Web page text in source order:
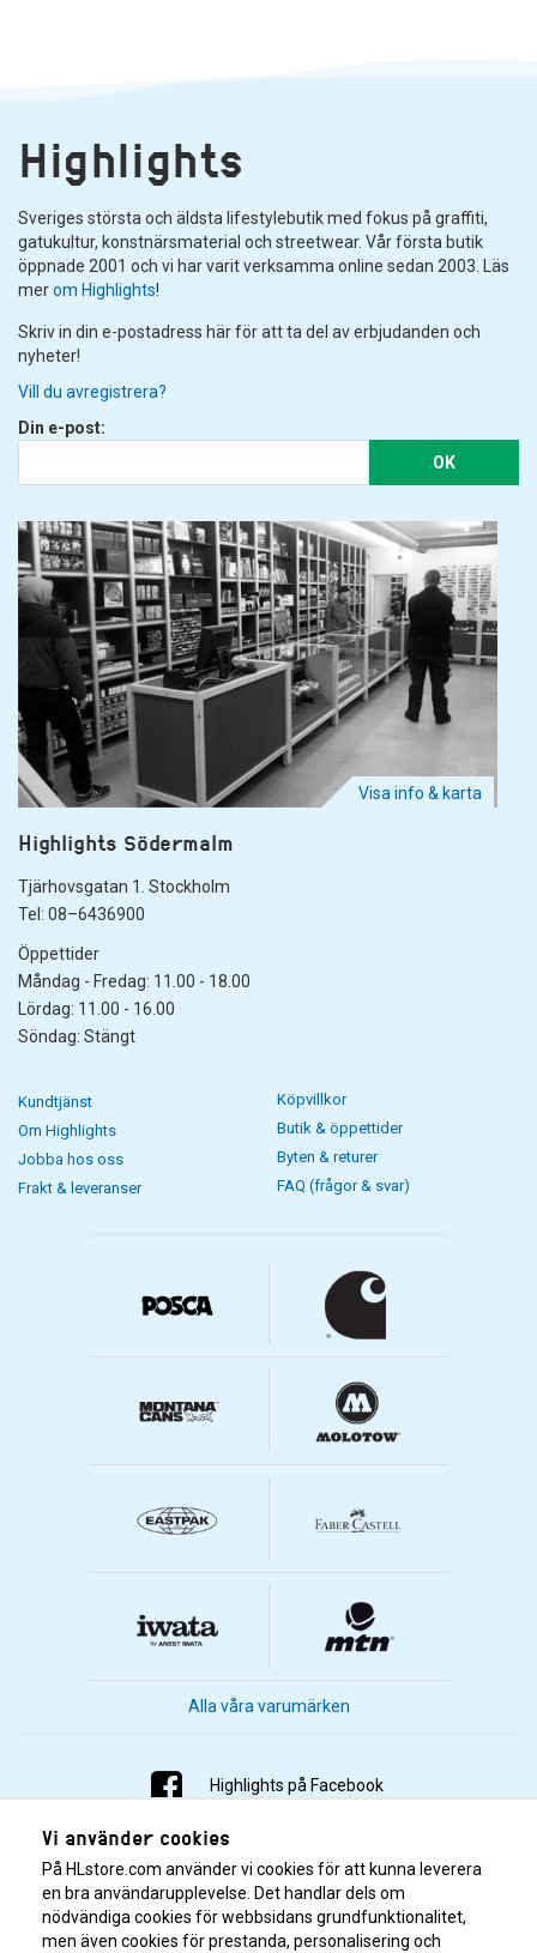
Highlights
Sveriges största och äldsta lifestylebutik med fokus på graffiti,
gatukultur, konstnärsmaterial och streetwear. Vår första butik
öppnade 2001 och vi har varit verksamma online sedan 2003. Läs
merom Highlights!
Skriv in din e-postadress här för att ta del av erbjudanden och
nyheter!
Vill du avregistrera?
Din e-post:
OK
Visa info & karta
Highlights Södermalm
Tjärhovsgatan 1. Stockholm
Tel: 08–6436900
Öppettider
Måndag - Fredag: 11.00 - 18.00
Lördag: 11.00 - 16.00
Söndag: Stängt
Kundtjänst
Om Highlights
Jobba hos oss
Frakt & leveranser
Köpvillkor
Butik & öppettider
Byten & returer
FAQ (frågor & svar)
Alla våra varumärken
Highlights på Facebook
Highlights på Instagram
Highlights på Youtube
Highlights på Tiktok
Vi använder cookies
På HLstore.com använder vi cookies för att kunna leverera
en bra användarupplevelse. Det handlar dels om
nödvändiga cookies för webbsidans grundfunktionalitet,
men även cookies för prestanda, personalisering och